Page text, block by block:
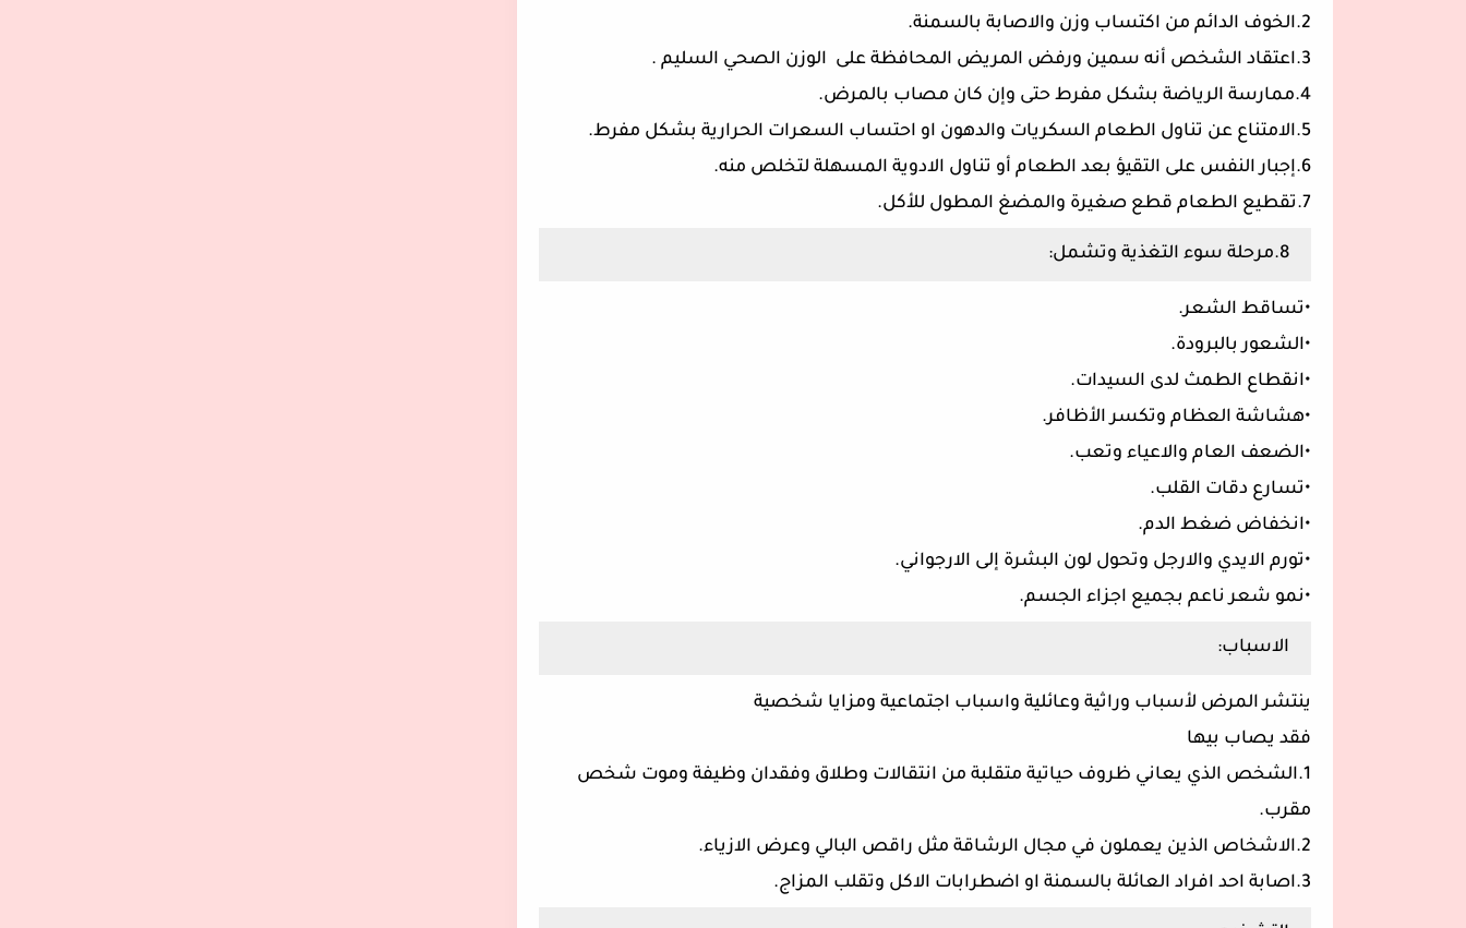
2.الخوف الدائم من اكتساب وزن والاصابة بالسمنة.
3.اعتقاد الشخص أنه سمين ورفض المريض المحافظة على الوزن الصحي السليم .
4.ممارسة الرياضة بشكل مفرط حتى وإن كان مصاب بالمرض.
5.الامتناع عن تناول الطعام السكريات والدهون او احتساب السعرات الحرارية بشكل مفرط.
6.إجبار النفس على التقيؤ بعد الطعام أو تناول الادوية المسهلة لتخلص منه.
7.تقطيع الطعام قطع صغيرة والمضغ المطول للأكل.
8.مرحلة سوء التغذية وتشمل:
•تساقط الشعر.
•الشعور بالبرودة.
•انقطاع الطمث لدى السيدات.
•هشاشة العظام وتكسر الأظافر.
•الضعف العام والاعياء وتعب.
•تسارع دقات القلب.
•انخفاض ضغط الدم.
•تورم الايدي والارجل وتحول لون البشرة إلى الارجواني.
•نمو شعر ناعم بجميع اجزاء الجسم.
الاسباب:
ينتشر المرض لأسباب وراثية وعائلية واسباب اجتماعية ومزايا شخصية
فقد يصاب بيها
1.الشخص الذي يعاني ظروف حياتية متقلبة من انتقالات وطلاق وفقدان وظيفة وموت شخص
مقرب.
2.الاشخاص الذين يعملون في مجال الرشاقة مثل راقص البالي وعرض الازياء.
3.اصابة احد افراد العائلة بالسمنة او اضطرابات الاكل وتقلب المزاج.